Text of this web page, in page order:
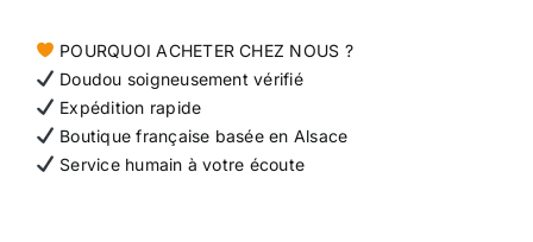
POURQUOI ACHETER CHEZ NOUS ?
Doudou soigneusement vérifié
Expédition rapide
Boutique française basée en Alsace
Service humain à votre écoute